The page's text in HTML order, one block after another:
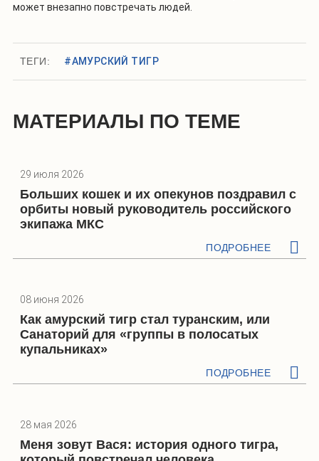
может внезапно повстречать людей.
ТЕГИ: #АМУРСКИЙ ТИГР
МАТЕРИАЛЫ ПО ТЕМЕ
29 июля 2026
Больших кошек и их опекунов поздравил с
орбиты новый руководитель российского
экипажа МКС
ПОДРОБНЕЕ
08 июня 2026
Как амурский тигр стал туранским, или
Санаторий для «группы в полосатых
купальниках»
ПОДРОБНЕЕ
28 мая 2026
Меня зовут Вася: история одного тигра,